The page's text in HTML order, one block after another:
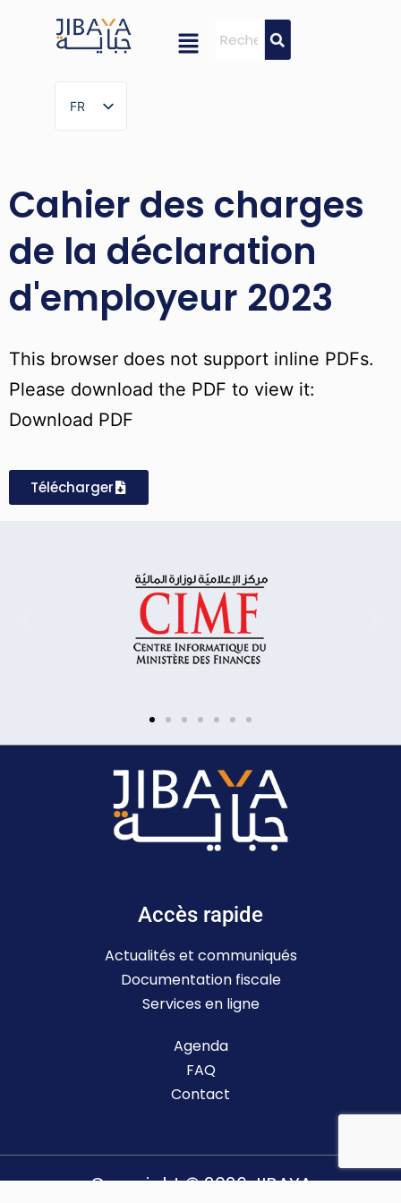
FR
FR
Cahier des charges
de la déclaration
d'employeur 2023
This browser does not support inline PDFs.
Please download the PDF to view it:
Download PDF
Télécharger
Accès rapide
Actualités et communiqués
Documentation fiscale
Services en ligne
Agenda
FAQ
Contact
Copyright © 2026 JIBAYA